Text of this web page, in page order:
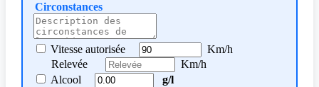
Circonstances
Vitesse autorisée
Km/h
Relevée
Km/h
Alcool
g/l